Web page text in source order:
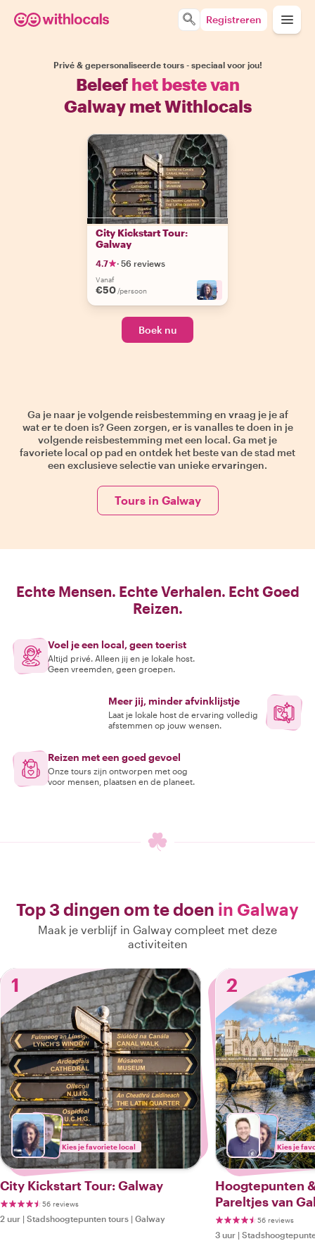
Registreren
Privé & gepersonaliseerde tours - speciaal voor jou!
Beleef het beste van
Galway met Withlocals
City Kickstart Tour:
Galway
4.7 · 56 reviews
Vanaf
€50 /persoon +4
Boek nu
Ga je naar je volgende reisbestemming en vraag je je af
wat er te doen is? Geen zorgen, er is vanalles te doen in je
volgende reisbestemming met een local. Ga met je
favoriete local op pad en ontdek het beste van de stad met
een exclusieve selectie van unieke ervaringen.
Tours in Galway
Echte Mensen. Echte Verhalen. Echt Goed
Reizen.
Voel je een local, geen toerist
Altijd privé. Alleen jij en je lokale host.
Geen vreemden, geen groepen.
Meer jij, minder afvinklijstje
Laat je lokale host de ervaring volledig
afstemmen op jouw wensen.
Reizen met een goed gevoel
Onze tours zijn ontworpen met oog
voor mensen, plaatsen en de planeet.
Top 3 dingen om te doen in Galway
Maak je verblijf in Galway compleet met deze
activiteiten
1
Kies je favoriete local
City Kickstart Tour: Galway
56 reviews
2 uur | Stadshoogtepunten tours | Galway
2
Kies je
Hoogtepunten
Pareltjes van
56 reviews
3 uur |